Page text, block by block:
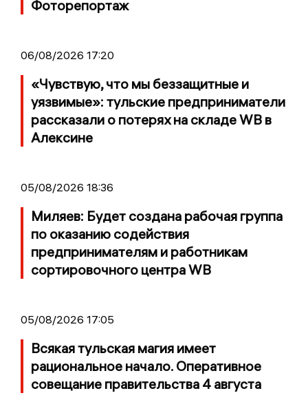
Фоторепортаж
06/08/2026 17:20
«Чувствую, что мы беззащитные и
уязвимые»: тульские предприниматели
рассказали о потерях на складе WB в
Алексине
05/08/2026 18:36
Миляев: Будет создана рабочая группа
по оказанию содействия
предпринимателям и работникам
сортировочного центра WB
05/08/2026 17:05
Всякая тульская магия имеет
рациональное начало. Оперативное
совещание правительства 4 августа